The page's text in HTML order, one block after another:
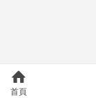
首頁